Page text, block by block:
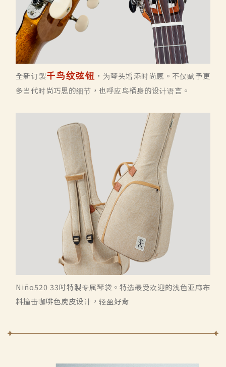
全新订製千鸟纹弦钮 ，为琴头增添时尚感。不仅赋予更
多当代时尚巧思的细节，也呼应鸟桶身的设计语言。
Niño520 33吋特製专属琴袋。特选最受欢迎的浅色亚麻布
料撞击咖啡色麂皮设计，轻盈好背